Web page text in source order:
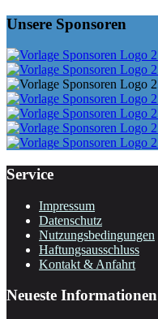
Unsere Sponsoren
Service
Impressum
Datenschutz
Nutzungsbedingungen
Haftungsausschluss
Kontakt & Anfahrt
Neueste Informationen